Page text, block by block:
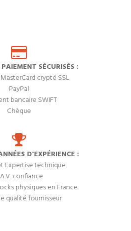
SÉCURISÉS :
crypté SSL
PayPal
bancaire SWIFT
Chèque
D'EXPÉRIENCE :
Expertise technique
confiance
physiques en France
qualité fournisseur